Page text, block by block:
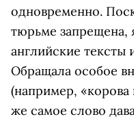
одновременно.
тюрьме запрещена,
английские тексты
Обращала особое
(например, «корова
же самое слово